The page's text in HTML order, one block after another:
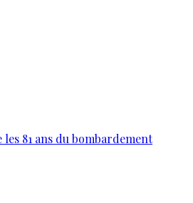
81 ans du bombardement